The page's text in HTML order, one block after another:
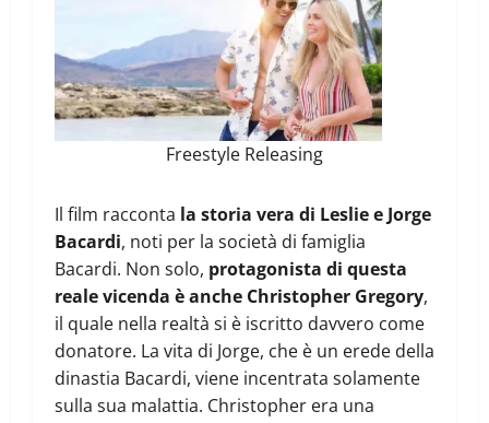
Freestyle Releasing
Il film racconta la storia vera di Leslie e Jorge
Bacardi, noti per la società di famiglia
Bacardi. Non solo, protagonista di questa
reale vicenda è anche Christopher Gregory,
il quale nella realtà si è iscritto davvero come
donatore. La vita di Jorge, che è un erede della
dinastia Bacardi, viene incentrata solamente
sulla sua malattia. Christopher era una